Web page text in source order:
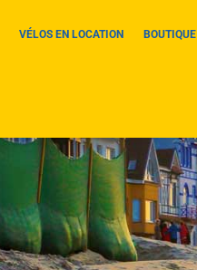
VÉLOS EN LOCATION BOUTIQUE